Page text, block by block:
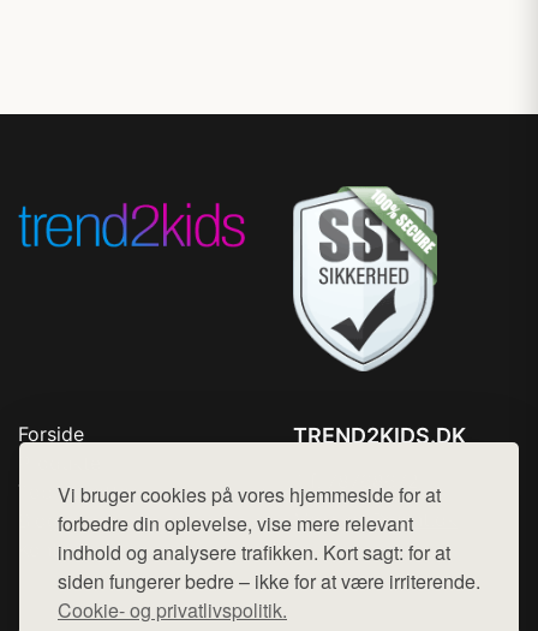
Vi bruger cookies på vores hjemmeside for at
forbedre din oplevelse, vise mere relevant
indhold og analysere trafikken. Kort sagt: for at
siden fungerer bedre – ikke for at være irriterende.
Cookie- og privatlivspolitik.
Forside
Top Rabatter
Blog
Kontakt
TREND2KIDS.DK
Mail: hej@want.dk
Cookie- og privatlivspolitik